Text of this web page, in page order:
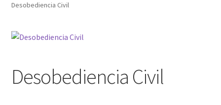
contacto
libros
nosotros
Desobediencia Civil
Desobediencia Civil